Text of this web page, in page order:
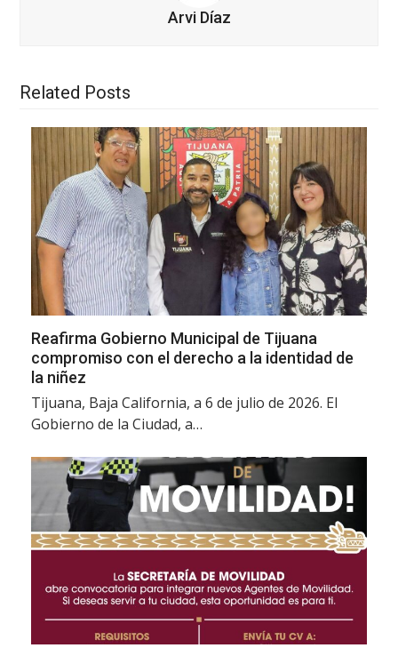
Arvi Díaz
Related Posts
Reafirma Gobierno Municipal de Tijuana
compromiso con el derecho a la identidad de
la niñez
Tijuana, Baja California, a 6 de julio de 2026. El
Gobierno de la Ciudad, a…